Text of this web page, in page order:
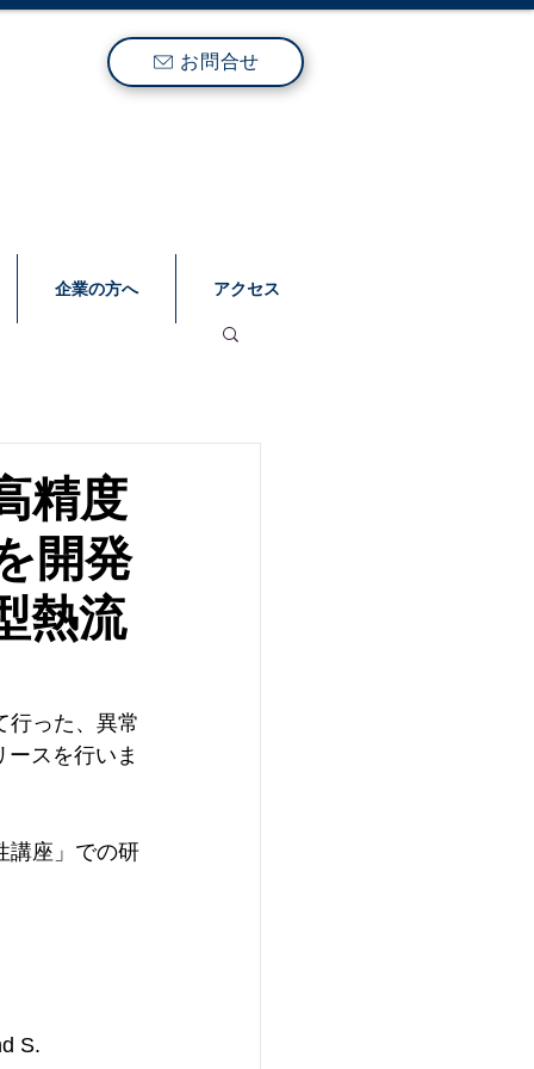
お問合せ
企業の方へ アクセス
精度
開発
熱流
行った、異常
スを行いま
講座」での研
S.